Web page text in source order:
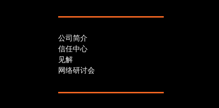
公司简介
信任中心
见解
网络研讨会